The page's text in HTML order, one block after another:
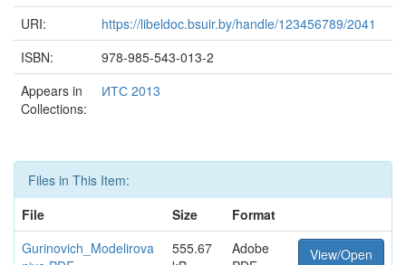
URI:
https://libeldoc.bsuir.by/handle/123456789/2041
ISBN:
978-985-543-013-2
Appears in
Collections:
ИТС 2013
Files in This Item:
File
Size
Format
Gurinovich_Modelirova
555.67
Adobe
View/Open